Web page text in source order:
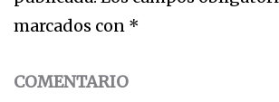
marcados con *
COMENTARIO